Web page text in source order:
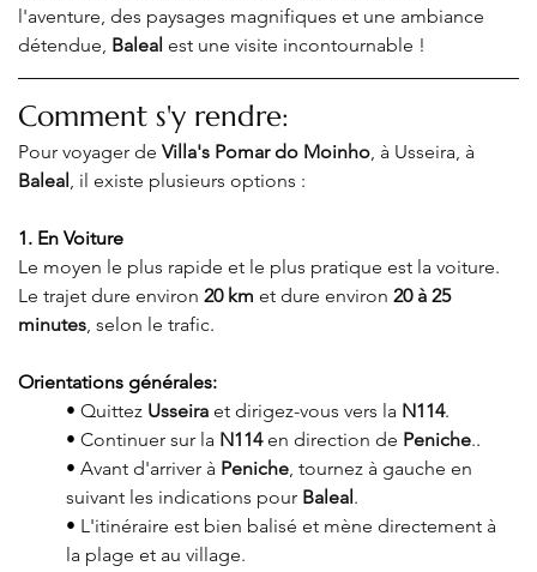
l'aventure, des paysages magnifiques et une ambiance
détendue, Baleal est une visite incontournable !
Comment s'y rendre:
Pour voyager de Villa's Pomar do Moinho, à Usseira, à
Baleal, il existe plusieurs options :
1. En Voiture
Le moyen le plus rapide et le plus pratique est la voiture.
Le trajet dure environ 20 km et dure environ 20 à 25
minutes, selon le trafic.
Orientations générales:
• Quittez Usseira et dirigez-vous vers la N114.
• Continuer sur la N114 en direction de Peniche..
• Avant d'arriver à Peniche, tournez à gauche en
suivant les indications pour Baleal.
• L'itinéraire est bien balisé et mène directement à
la plage et au village.